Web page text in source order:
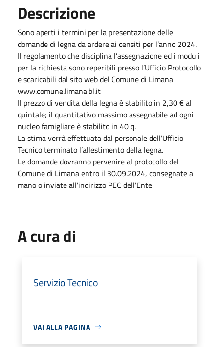
Descrizione
Sono aperti i termini per la presentazione delle
domande di legna da ardere ai censiti per l’anno 2024.
Il regolamento che disciplina l’assegnazione ed i moduli
per la richiesta sono reperibili presso l’Ufficio Protocollo
e scaricabili dal sito web del Comune di Limana
www.comune.limana.bl.it
Il prezzo di vendita della legna è stabilito in 2,30 € al
quintale; il quantitativo massimo assegnabile ad ogni
nucleo famigliare è stabilito in 40 q.
La stima verrà effettuata dal personale dell’Ufficio
Tecnico terminato l’allestimento della legna.
Le domande dovranno pervenire al protocollo del
Comune di Limana entro il 30.09.2024, consegnate a
mano o inviate all’indirizzo PEC dell’Ente.
A cura di
Servizio Tecnico
VAI ALLA PAGINA